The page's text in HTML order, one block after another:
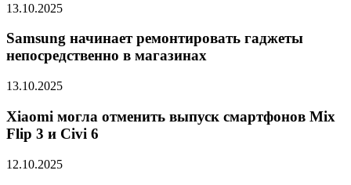
13.10.2025
Samsung начинает ремонтировать гаджеты
непосредственно в магазинах
13.10.2025
Xiaomi могла отменить выпуск смартфонов Mix
Flip 3 и Civi 6
12.10.2025